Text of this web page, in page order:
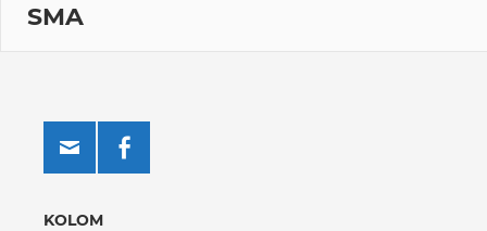
SMA
KOLOM